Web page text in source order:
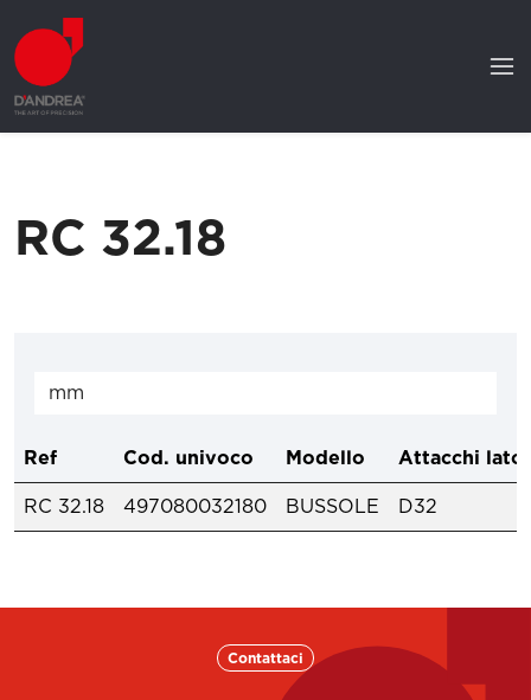
RC 32.18
Ref Cod. univoco Modello Attacchi lato
RC 32.18 497080032180 BUSSOLE D32
Contattaci